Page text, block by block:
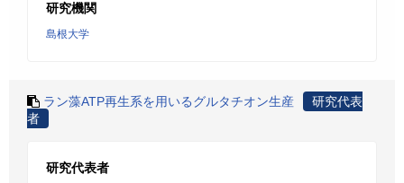
研究機関
島根大学
ラン藻ATP再生系を用いるグルタチオン生産
研究代表
者
研究代表者